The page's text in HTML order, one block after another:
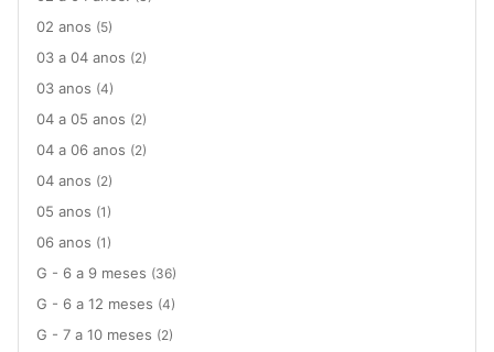
02 anos (5)
03 a 04 anos (2)
03 anos (4)
04 a 05 anos (2)
04 a 06 anos (2)
04 anos (2)
05 anos (1)
06 anos (1)
G - 6 a 9 meses (36)
G - 6 a 12 meses (4)
G - 7 a 10 meses (2)